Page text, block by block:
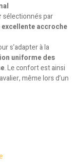
sélectionnés par
accroche
s’adapter à la
uniforme des
. Le confort est ainsi
même lors d’un